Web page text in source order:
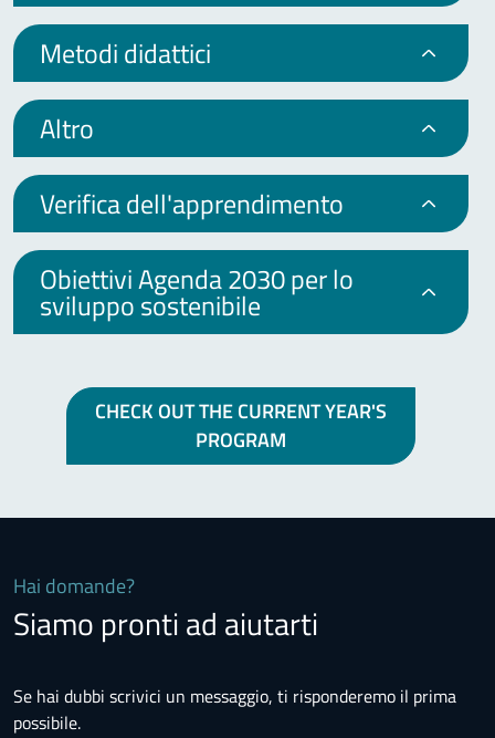
Metodi didattici
Altro
Verifica dell'apprendimento
Obiettivi Agenda 2030 per lo
sviluppo sostenibile
CHECK OUT THE CURRENT YEAR'S
PROGRAM
Hai domande?
Siamo pronti ad aiutarti
Se hai dubbi scrivici un messaggio, ti risponderemo il prima
possibile.